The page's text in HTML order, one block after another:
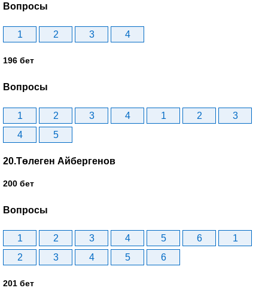
Вопросы
1 2 3 4
196 бет
Вопросы
1 2 3 4 1 2
3
4
5
20.Төлеген Айбергенов
200 бет
Вопросы
1 2 3 4 5 6
1
2
3 4 5 6
201 бет